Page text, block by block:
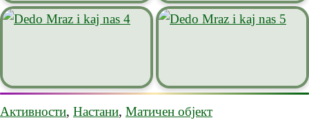
Активности, Настани, Матичен објект